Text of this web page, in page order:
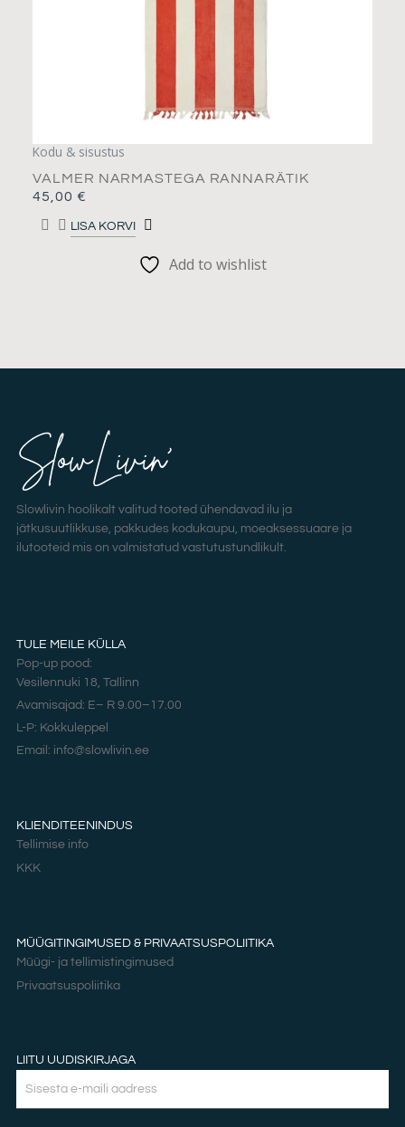
Kodu & sisustus
VALMER NARMASTEGA RANNARÄTIK
45,00 €
LISA KORVI
Add to wishlist
Slowlivin hoolikalt valitud tooted ühendavad ilu ja
jätkusuutlikkuse, pakkudes kodukaupu, moeaksessuaare ja
ilutooteid mis on valmistatud vastutustundlikult.
TULE MEILE KÜLLA
Pop-up pood:
Vesilennuki 18, Tallinn
Avamisajad: E– R 9.00–17.00
L-P: Kokkuleppel
Email: info@slowlivin.ee
KLIENDITEENINDUS
Tellimise info
KKK
MÜÜGITINGIMUSED & PRIVAATSUSPOLIITIKA
Müügi- ja tellimistingimused
Privaatsuspoliitika
LIITU UUDISKIRJAGA
Email